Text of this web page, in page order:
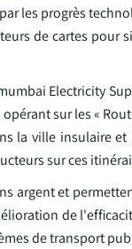
les progrès
de cartes pour
Electricity
sur les «
la ville insulaire
sur ces
argent et
de
de transport